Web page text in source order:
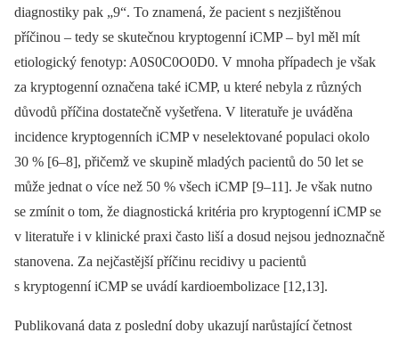
diagnostiky pak „9“. To znamená, že pacient s nezjištěnou
příčinou –⁠ tedy se skutečnou kryptogenní iCMP –⁠ byl měl mít
etiologický fenotyp: A0S0C0O0D0. V mnoha případech je však
za kryptogenní označena také iCMP, u které nebyla z různých
důvodů příčina dostatečně vyšetřena. V literatuře je uváděna
incidence kryptogenních iCMP v neselektované populaci okolo
30 % [6–8], přičemž ve skupině mladých pacientů do 50 let se
může jednat o více než 50 % všech iCMP [9–11]. Je však nutno
se zmínit o tom, že diagnostická kritéria pro kryptogenní iCMP se
v literatuře i v klinické praxi často liší a dosud nejsou jednoznačně
stanovena. Za nejčastější příčinu recidivy u pacientů
s kryptogenní iCMP se uvádí kardioembolizace [12,13].
Publikovaná data z poslední doby ukazují narůstající četnost